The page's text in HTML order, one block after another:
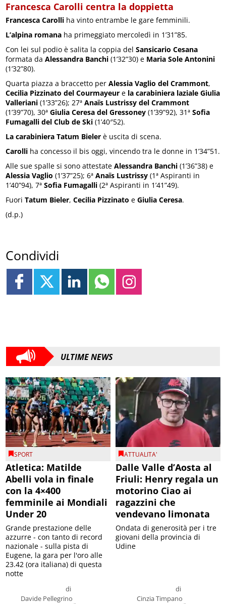
Francesca Carolli centra la doppietta
Francesca Carolli ha vinto entrambe le gare femminili.
L’alpina romana ha primeggiato mercoledì in 1’31”85.
Con lei sul podio è salita la coppia delSansicario Cesana
formata daAlessandra Banchi (1’32”30) e Maria Sole Antonini
(1’32”80).
Quarta piazza a braccetto perAlessia Vaglio del Crammont,
Cecilia Pizzinato del Courmayeur e la carabiniera laziale Giulia
Valleriani (1’33”26); 27ªAnaïs Lustrissy del Crammont
(1’39”70), 30ªGiulia Ceresa del Gressoney (1’39”92), 31ªSofia
Fumagalli del Club de Ski (1’40″52).
La carabiniera Tatum Bieler è uscita di scena.
Carolli ha concesso il bis oggi, vincendo tra le donne in 1’34”51.
Alle sue spalle si sono attestateAlessandra Banchi (1’36”38) e
Alessia Vaglio (1’37”25); 6ªAnaïs Lustrissy (1ª Aspiranti in
1’40”94), 7ªSofia Fumagalli (2ª Aspiranti in 1’41”49).
FuoriTatum Bieler,Cecilia Pizzinato eGiulia Ceresa.
(d.p.)
Condividi
ULTIME NEWS
SPORT
Atletica: Matilde
Abelli vola in finale
con la 4×400
femminile ai Mondiali
Under 20
di
Davide Pellegrino
Grande prestazione delle
azzurre - con tanto di record
nazionale - sulla pista di
Eugene, la gara per l'oro alle
23.42 (ora italiana) di questa
notte
ATTUALITA'
Dalle Valle d’Aosta al
Friuli: Henry regala un
motorino Ciao ai
ragazzini che
vendevano limonata
di
Cinzia Timpano
Ondata di generosità per i tre
giovani della provincia di
Udine